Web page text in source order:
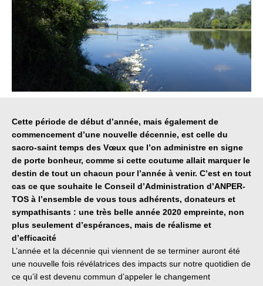
Cette période de début d’année, mais également de
commencement d’une nouvelle décennie, est celle du
sacro-saint temps des Vœux que l’on administre en signe
de porte bonheur, comme si cette coutume allait marquer le
destin de tout un chacun pour l’année à venir. C’est en tout
cas ce que souhaite le Conseil d’Administration d’ANPER-
TOS à l’ensemble de vous tous adhérents, donateurs et
sympathisants : une très belle année 2020 empreinte, non
plus seulement d’espérances, mais de réalisme et
d’efficacité
L’année et la décennie qui viennent de se terminer auront été
une nouvelle fois révélatrices des impacts sur notre quotidien de
ce qu’il est devenu commun d’appeler le changement